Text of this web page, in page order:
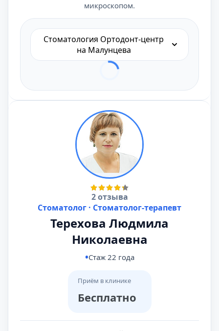
микроскопом.
Стоматология Ортодонт-центр
на Малунцева
2 отзыва
Стоматолог · Стоматолог-терапевт
Терехова Людмила
Николаевна
Стаж 22 года
Приём в клинике
Бесплатно